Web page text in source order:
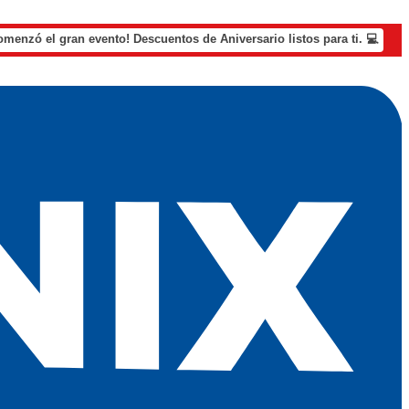
el gran evento! Descuentos de Aniversario listos para ti. 💻